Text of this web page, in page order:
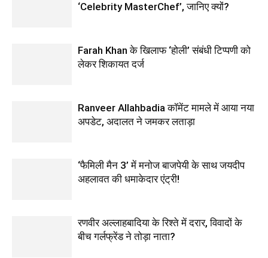
‘Celebrity MasterChef’, जानिए क्यों?
Farah Khan के खिलाफ ‘होली’ संबंधी टिप्पणी को
लेकर शिकायत दर्ज
Ranveer Allahbadia कॉमेंट मामले में आया नया
अपडेट, अदालत ने जमकर लताड़ा
‘फैमिली मैन 3’ में मनोज बाजपेयी के साथ जयदीप
अहलावत की धमाकेदार एंट्री!
रणवीर अल्लाहबादिया के रिश्ते में दरार, विवादों के
बीच गर्लफ्रेंड ने तोड़ा नाता?